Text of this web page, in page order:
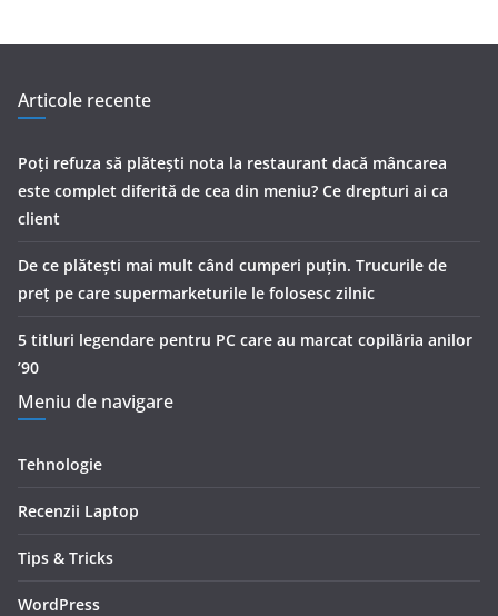
Articole recente
Poți refuza să plătești nota la restaurant dacă mâncarea
este complet diferită de cea din meniu? Ce drepturi ai ca
client
De ce plătești mai mult când cumperi puțin. Trucurile de
preț pe care supermarketurile le folosesc zilnic
5 titluri legendare pentru PC care au marcat copilăria anilor
’90
Meniu de navigare
Tehnologie
Recenzii Laptop
Tips & Tricks
WordPress